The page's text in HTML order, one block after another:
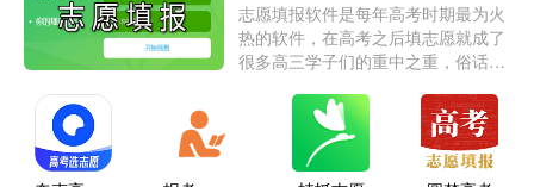
志愿填报软件是每年高考时期最为火
热的软件，在高考之后填志愿就成了
很多高三学子们的重中之重，俗话
报志愿不是很了解的话，拿起手机下
载志愿填报APP就可以快速找到你的
方向，下载志愿填报APP就来爱东东
手游吧！